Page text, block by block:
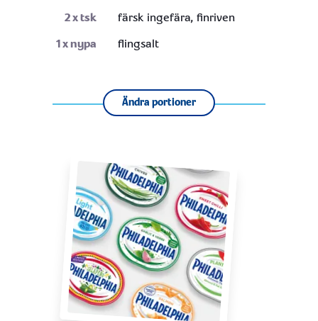
2x tsk
färsk ingefära, finriven
1x nypa flingsalt
Ändra portioner